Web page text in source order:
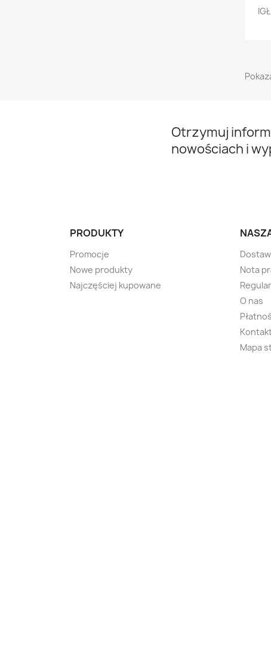
Otrzymuj
nowościach i
PRODUKTY
Promocje
Nowe produkty
Najczęściej kupowane
Nota
O nas
Mapa